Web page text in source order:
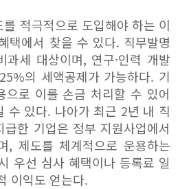
적극적으로 도입해야 하는 이
택에서 찾을 수 있다. 직무발명
과세 대상이며, 연구·인력 개발
의 세액공제가 가능하다. 기
으로 이를 손금 처리할 수 있어
수 있다. 나아가 최근 2년 내 직
한 기업은 정부 지원사업에서
, 제도를 체계적으로 운용하는
우선 심사 혜택이나 등록료 일
이익도 얻는다.